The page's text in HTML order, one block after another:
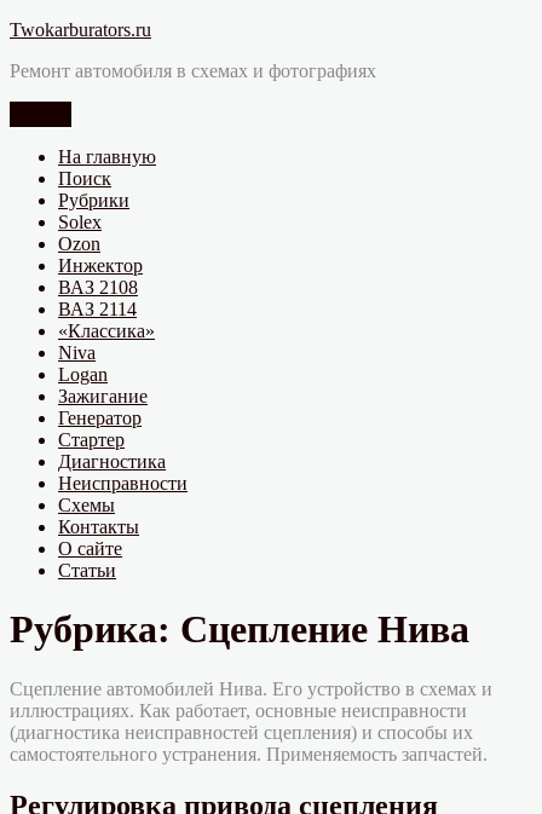
Перейти
содержимому
Twokarburators.ru
Ремонт автомобиля в схемах и фотографиях
На главную
Поиск
Рубрики
Solex
Ozon
Инжектор
ВАЗ 2108
ВАЗ 2114
«Классика»
Niva
Logan
Зажигание
Генератор
Стартер
Диагностика
Неисправности
Схемы
Контакты
О сайте
Статьи
Рубрика: Сцепление Нива
Сцепление автомобилей Нива. Его устройство в схемах и
иллюстрациях. Как работает, основные неисправности
(диагностика неисправностей сцепления) и способы их
самостоятельного устранения. Применяемость запчастей.
Регулировка привода сцепления